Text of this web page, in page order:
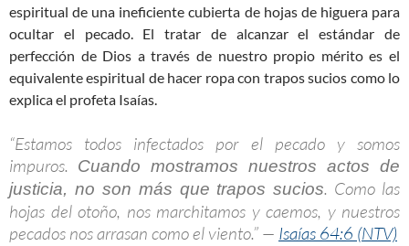
espiritual de una ineficiente cubierta de hojas de higuera para
ocultar el pecado. El tratar de alcanzar el estándar de
perfección de Dios a través de nuestro propio mérito es el
equivalente espiritual de hacer ropa con trapos sucios como lo
explica el profeta Isaías.
“Estamos todos infectados por el pecado y somos
impuros.
Cuando mostramos nuestros actos de
justicia, no son más que trapos sucios. Como las
hojas del otoño, nos marchitamos y caemos, y nuestros
pecados nos arrasan como el viento.” — Isaías 64:6 (NTV)